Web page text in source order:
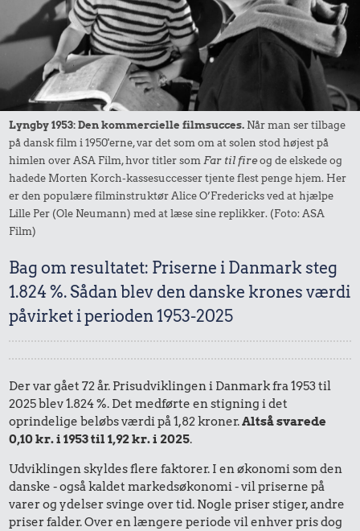
Lyngby 1953: Den kommercielle filmsucces. Når man ser tilbage
på dansk film i 1950'erne, var det som om at solen stod højest på
himlen over ASA Film, hvor titler som Far til fireog de elskede og
hadede Morten Korch-kassesuccesser tjente flest penge hjem. Her
er den populære filminstruktør Alice O’Fredericks ved at hjælpe
Lille Per (Ole Neumann) med at læse sine replikker. (Foto: ASA
Film)
Bag om resultatet: Priserne i Danmark steg
1.824 %. Sådan blev den danske krones værdi
påvirket i perioden 1953-2025
Der var gået 72 år. Prisudviklingen i Danmark fra 1953 til
2025 blev 1.824 %. Det medførte en stigning i det
oprindelige beløbs værdi på 1,82 kroner.Altså svarede
0,10 kr. i 1953 til 1,92 kr. i 2025.
Udviklingen skyldes flere faktorer. I en økonomi som den
danske - også kaldet markedsøkonomi - vil priserne på
varer og ydelser svinge over tid. Nogle priser stiger, andre
priser falder. Over en længere periode vil enhver pris dog